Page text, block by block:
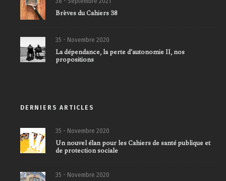
Brèves du Cahiers 38
35 - Novembre 2020
La dépendance, la perte d’autonomie II, nos
propositions
DERNIERS ARTICLES
35 - Novembre 2020
Un nouvel élan pour les Cahiers de santé publique et
de protection sociale
35 - Novembre 2020